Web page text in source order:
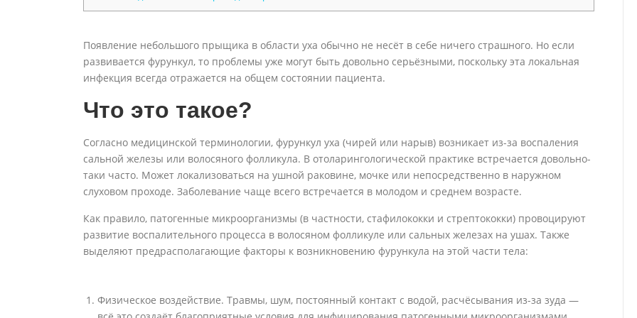
Появление небольшого прыщика в области уха обычно не несёт в себе ничего страшного. Но если
развивается фурункул, то проблемы уже могут быть довольно серьёзными, поскольку эта локальная
инфекция всегда отражается на общем состоянии пациента.
Что это такое?
Согласно медицинской терминологии, фурункул уха (чирей или нарыв) возникает из-за воспаления
сальной железы или волосяного фолликула. В отоларингологической практике встречается довольно-
таки часто. Может локализоваться на ушной раковине, мочке или непосредственно в наружном
слуховом проходе. Заболевание чаще всего встречается в молодом и среднем возрасте.
Как правило, патогенные микроорганизмы (в частности, стафилококки и стрептококки) провоцируют
развитие воспалительного процесса в волосяном фолликуле или сальных железах на ушах. Также
выделяют предрасполагающие факторы к возникновению фурункула на этой части тела:
Физическое воздействие. Травмы, шум, постоянный контакт с водой, расчёсывания из-за зуда —